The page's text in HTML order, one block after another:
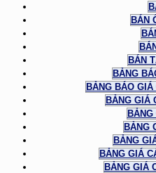
BÁN
BÁN
BẢNG
BẢNG BÁO GIÁ
BẢNG GIÁ
BẢNG
BẢNG
BẢNG
BẢNG GIÁ
BẢNG GIÁ